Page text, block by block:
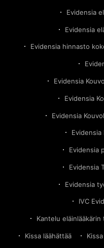
Evidensia
Evidensia
Evidensia hinnasto
Evidensia
Evidensia
Evidensia
Evidensia
Evidensia
Evidensia
Evidensia
IVC
Kantelu eläinlääkärin
Kissa läähättää